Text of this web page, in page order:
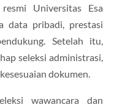
Universitas Esa
data pribadi, prestasi
Setelah itu,
seleksi administrasi,
dokumen.
wawancara dan